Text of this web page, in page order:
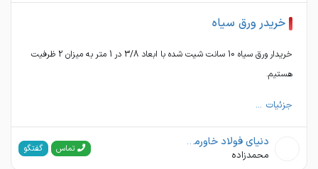
خریدر ورق سیاه
خریدار ورق سیاه 10 سانت شیت شده با ابعاد 3/8 در 1 متر به میزان 2 ظرفیت
هستیم.
جزئیات ...
دنیای فولاد خاورمیانه
محمدزاده
تماس گفتگو